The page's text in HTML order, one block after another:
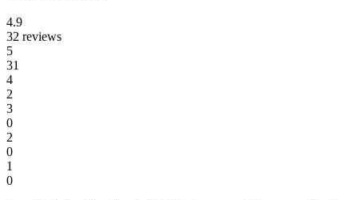
4.9
32 reviews
5
31
4
2
3
0
2
0
1
0